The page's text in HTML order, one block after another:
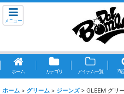
メニュー
ホーム カテゴリ アイテム一覧 商
ホーム > グリーム > ジーンズ > GLEEM グ